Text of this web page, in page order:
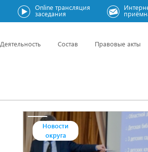
Online трансляция
заседания
Деятельность Состав Правовые акты
Новости
округа